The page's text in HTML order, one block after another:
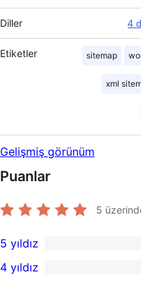
Diller 4
Etiketler sitemap
xml
Gelişmiş görünüm
Puanlar
5
2
5
5 yıldız
4 yıldız